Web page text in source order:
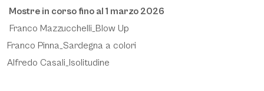
Mostre in corso fino al 1 marzo 2026
Franco Mazzucchelli_Blow Up
Franco Pinna_Sardegna a colori
Alfredo Casali_Isolitudine